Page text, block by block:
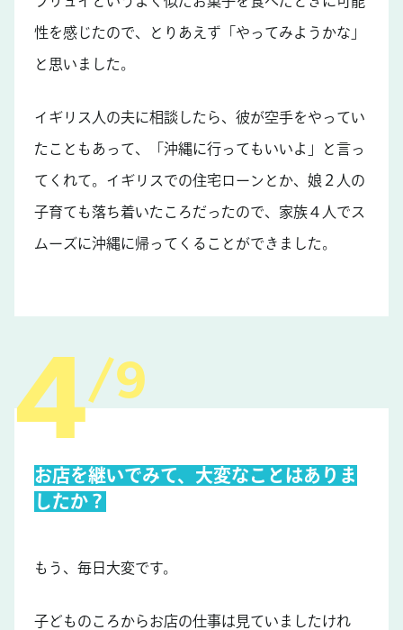
性を感じたので、とりあえず「やってみようかな」
と思いました。
イギリス人の夫に相談したら、彼が空手をやってい
たこともあって、「沖縄に行ってもいいよ」と言っ
てくれて。イギリスでの住宅ローンとか、娘２人の
子育ても落ち着いたころだったので、家族４人でス
ムーズに沖縄に帰ってくることができました。
9
お店を継いでみて、大変なことはありま
したか？
もう、毎日大変です。
子どものころからお店の仕事は見ていましたけれ